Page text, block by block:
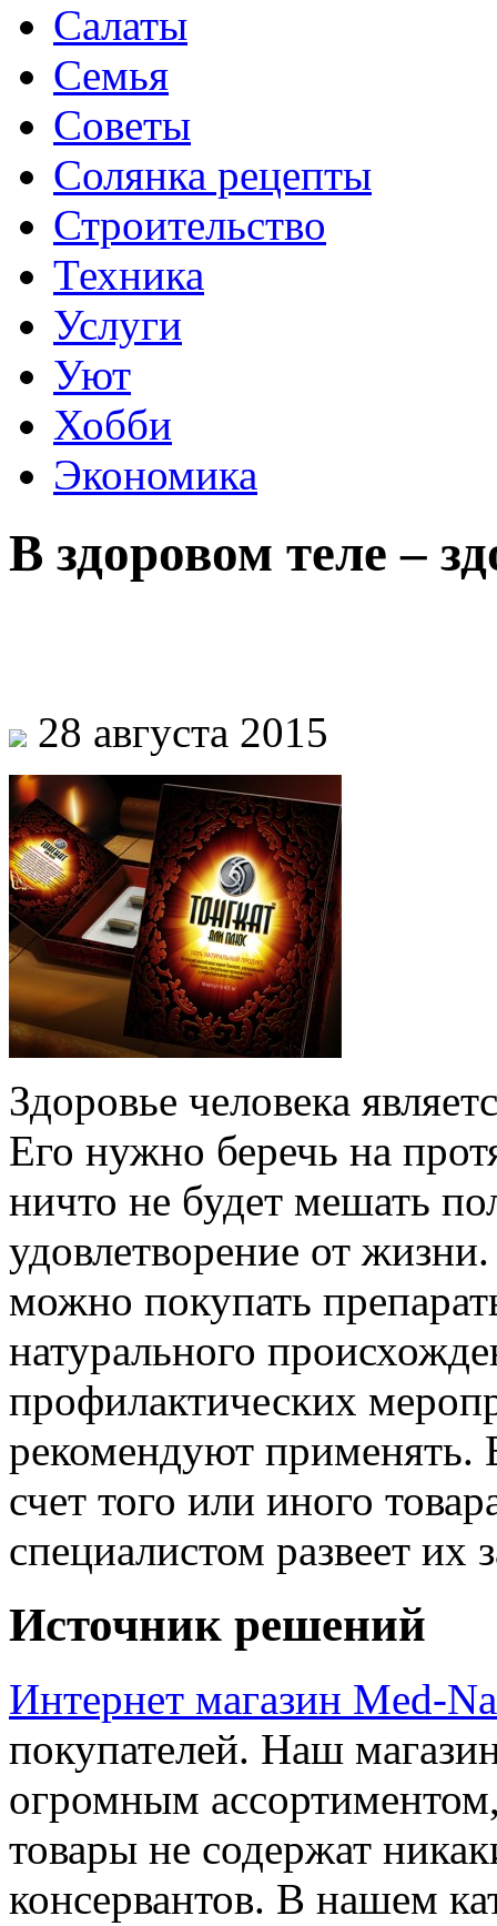
Салаты
Семья
Советы
Солянка рецепты
Строительство
Техника
Услуги
Уют
Хобби
Экономика
В здоровом теле –
28 августа 2015
Здоровье человека
Его нужно беречь на
ничто не будет мешать
удовлетворение от
можно покупать
натурального
профилактических
рекомендуют применять.
счет того или иного
специалистом развеет
Источник решений
Интернет магазин Med-
покупателей. Наш
огромным
товары не содержат
консервантов. В нашем